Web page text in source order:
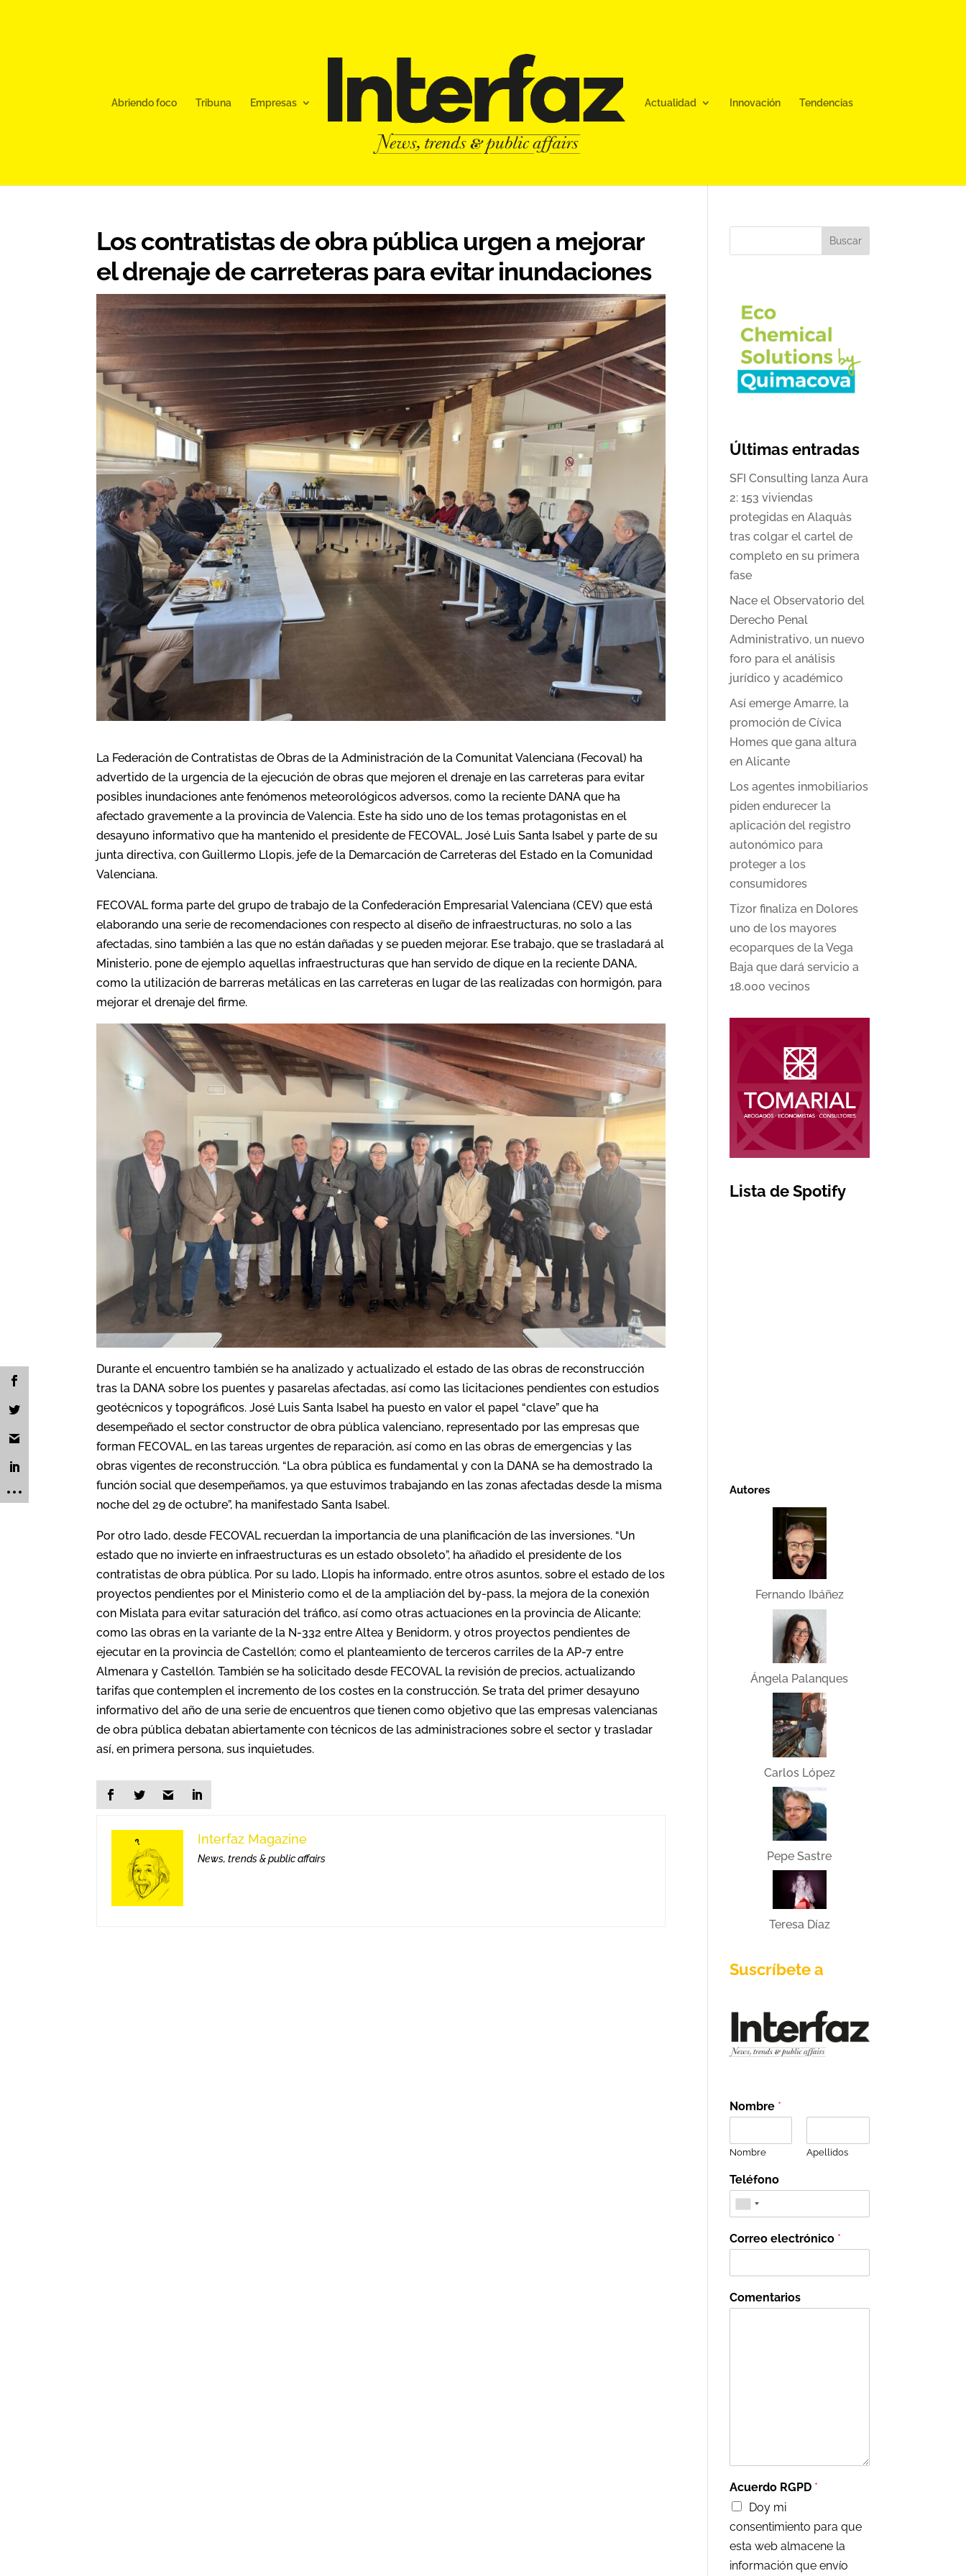
Abriendo foco Tribuna Empresas Actualidad Innovación Tendencias
Los contratistas de obra pública urgen a mejorar
el drenaje de carreteras para evitar inundaciones
La Federación de Contratistas de Obras de la Administración de la Comunitat Valenciana (Fecoval) ha
advertido de la urgencia de la ejecución de obras que mejoren el drenaje en las carreteras para evitar
posibles inundaciones ante fenómenos meteorológicos adversos, como la reciente DANA que ha
afectado gravemente a la provincia de Valencia. Este ha sido uno de los temas protagonistas en el
desayuno informativo que ha mantenido el presidente de FECOVAL, José Luis Santa Isabel y parte de su
junta directiva, con Guillermo Llopis, jefe de la Demarcación de Carreteras del Estado en la Comunidad
Valenciana.
FECOVAL forma parte del grupo de trabajo de la Confederación Empresarial Valenciana (CEV) que está
elaborando una serie de recomendaciones con respecto al diseño de infraestructuras, no solo a las
afectadas, sino también a las que no están dañadas y se pueden mejorar. Ese trabajo, que se trasladará al
Ministerio, pone de ejemplo aquellas infraestructuras que han servido de dique en la reciente DANA,
como la utilización de barreras metálicas en las carreteras en lugar de las realizadas con hormigón, para
mejorar el drenaje del firme.
Durante el encuentro también se ha analizado y actualizado el estado de las obras de reconstrucción
tras la DANA sobre los puentes y pasarelas afectadas, así como las licitaciones pendientes con estudios
geotécnicos y topográficos. José Luis Santa Isabel ha puesto en valor el papel “clave” que ha
desempeñado el sector constructor de obra pública valenciano, representado por las empresas que
forman FECOVAL, en las tareas urgentes de reparación, así como en las obras de emergencias y las
obras vigentes de reconstrucción. “La obra pública es fundamental y con la DANA se ha demostrado la
función social que desempeñamos, ya que estuvimos trabajando en las zonas afectadas desde la misma
noche del 29 de octubre”, ha manifestado Santa Isabel.
Por otro lado, desde FECOVAL recuerdan la importancia de una planificación de las inversiones. “Un
estado que no invierte en infraestructuras es un estado obsoleto”, ha añadido el presidente de los
contratistas de obra pública. Por su lado, Llopis ha informado, entre otros asuntos, sobre el estado de los
proyectos pendientes por el Ministerio como el de la ampliación del by-pass, la mejora de la conexión
con Mislata para evitar saturación del tráfico, así como otras actuaciones en la provincia de Alicante;
como las obras en la variante de la N-332 entre Altea y Benidorm, y otros proyectos pendientes de
ejecutar en la provincia de Castellón; como el planteamiento de terceros carriles de la AP-7 entre
Almenara y Castellón. También se ha solicitado desde FECOVAL la revisión de precios, actualizando
tarifas que contemplen el incremento de los costes en la construcción. Se trata del primer desayuno
informativo del año de una serie de encuentros que tienen como objetivo que las empresas valencianas
de obra pública debatan abiertamente con técnicos de las administraciones sobre el sector y trasladar
así, en primera persona, sus inquietudes.
Interfaz Magazine
News, trends & public affairs
Buscar
Últimas entradas
SFI Consulting lanza Aura
2: 153 viviendas
protegidas en Alaquàs
tras colgar el cartel de
completo en su primera
fase
Nace el Observatorio del
Derecho Penal
Administrativo, un nuevo
foro para el análisis
jurídico y académico
Así emerge Amarre, la
promoción de Cívica
Homes que gana altura
en Alicante
Los agentes inmobiliarios
piden endurecer la
aplicación del registro
autonómico para
proteger a los
consumidores
Tizor finaliza en Dolores
uno de los mayores
ecoparques de la Vega
Baja que dará servicio a
18.000 vecinos
Lista de Spotify
Autores
Fernando Ibáñez
Ángela Palanques
Carlos López
Pepe Sastre
Teresa Díaz
Suscríbete a
Nombre *
Nombre Apellidos
Teléfono
Correo electrónico *
Comentarios
Acuerdo RGPD *
Doy mi
consentimiento para que
esta web almacene la
información que envío